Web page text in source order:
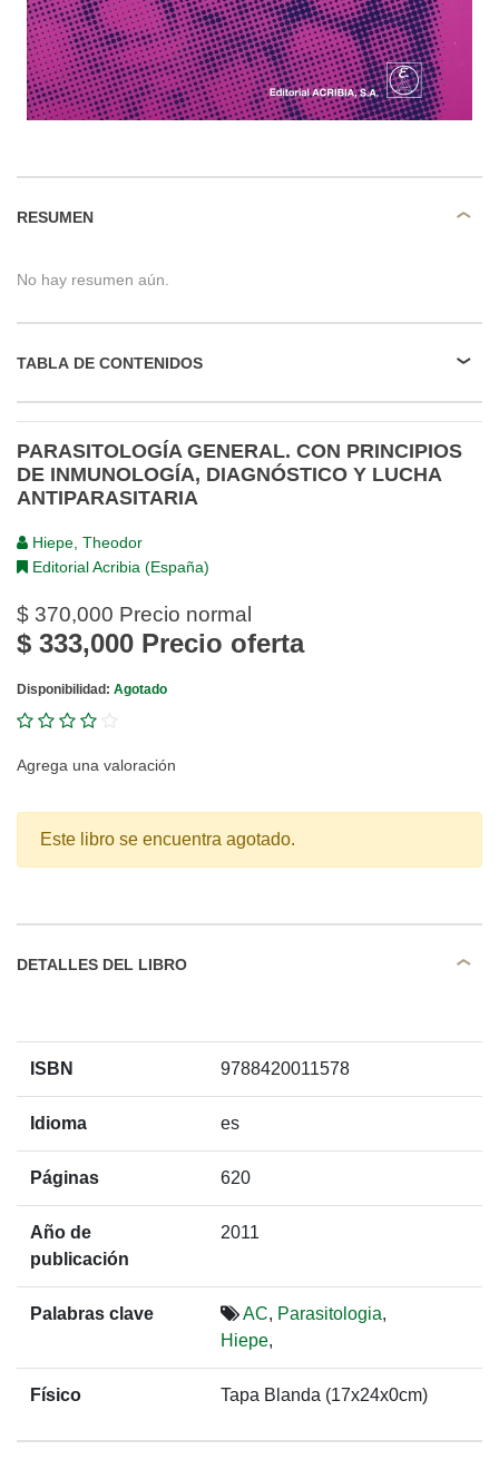
RESUMEN
No hay resumen aún.
TABLA DE CONTENIDOS
PARASITOLOGÍA GENERAL. CON PRINCIPIOS
DE INMUNOLOGÍA, DIAGNÓSTICO Y LUCHA
ANTIPARASITARIA
Hiepe, Theodor
Editorial Acribia (España)
$ 370,000 Precio normal
$ 333,000 Precio oferta
Disponibilidad: Agotado
Agrega una valoración
Este libro se encuentra agotado.
DETALLES DEL LIBRO
ISBN 9788420011578
Idioma es
Páginas 620
Año de
publicación
2011
Palabras clave AC, Parasitologia,
Hiepe,
Físico Tapa Blanda (17x24x0cm)